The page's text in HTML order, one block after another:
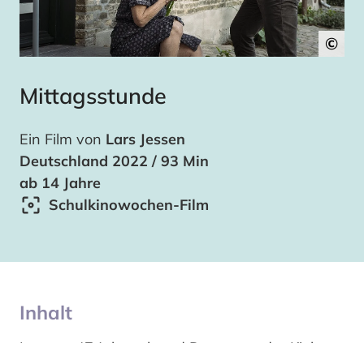
©
Mittagsstunde
Ein Film von Lars Jessen
Deutschland 2022 / 93 Min
ab 14 Jahre
Schulkinowochen-Film
Inhalt